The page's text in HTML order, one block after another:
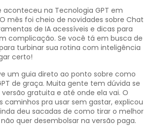
aconteceu na Tecnologia GPT em
mês foi cheio de novidades sobre Chat
de IA acessíveis e dicas para
complicação. Se você tá em busca de
turbinar sua rotina com inteligência
certo!
um guia direto ao ponto sobre como
de graça. Muita gente tem dúvida se
gratuita e até onde ela vai. O
caminhos pra usar sem gastar, explicou
deu sacadas de como tirar o melhor
quer desembolsar na versão paga.